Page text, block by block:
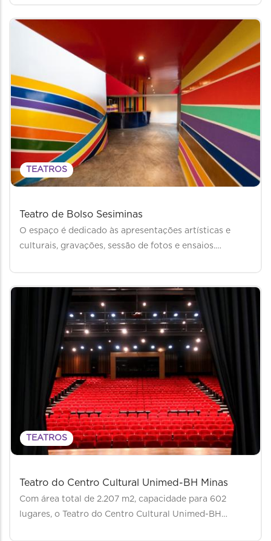
TEATROS
Teatro de Bolso Sesiminas
O espaço é dedicado às apresentações artísticas e
culturais, gravações, sessão de fotos e ensaios.…
TEATROS
Teatro do Centro Cultural Unimed-BH Minas
Com área total de 2.207 m2, capacidade para 602
lugares, o Teatro do Centro Cultural Unimed-BH…